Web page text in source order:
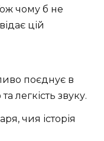
чому б не
цій
поєднує в
легкість звуку.
чия історія